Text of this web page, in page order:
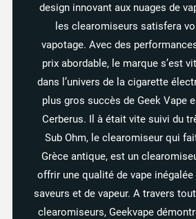
design innovant aux nuages de
les clearomiseurs satisfera
vapotage. Avec des
prix abordable, le marque s’est
dans l’univers de la cigarette
plus gros succès de Geek Vape
Cerberus. Il à était vite suivi du
Sub Ohm, le clearomiseur qui
Grèce antique, est un
offrir une qualité de vape
saveurs et de vapeur. A travers
clearomiseurs, Geekvape